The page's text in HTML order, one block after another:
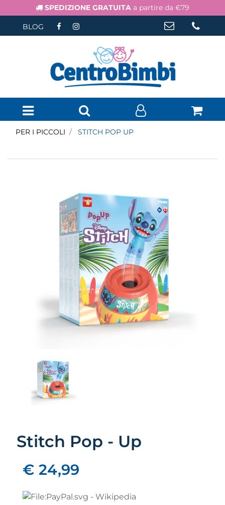
SPEDIZIONE GRATUITA a partire da €79
BLOG
Open menu
PER I PICCOLI STITCH POP UP
Stitch Pop - Up
€ 24,99